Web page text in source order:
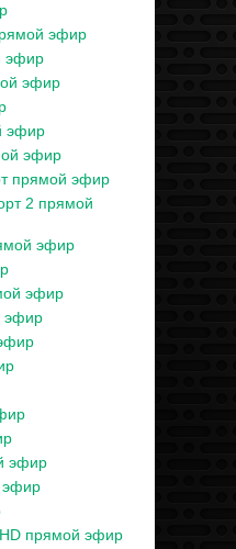
эфир
эфир
эфир
эфир
эфир
прямой эфир
2 прямой
эфир
эфир
эфир
эфир
эфир
прямой эфир